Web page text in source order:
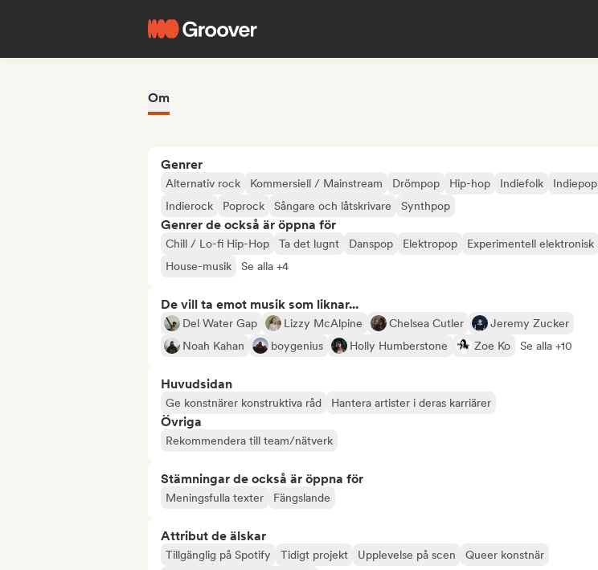
Om
Genrer
Alternativ rock Kommersiell / Mainstream Drömpop Hip-hop Indiefolk
Indiepop
Indierock
Poprock Sångare och låtskrivare Synthpop
Genrer de också är öppna för
Chill / Lo-fi Hip-Hop Ta det lugnt Danspop Elektropop
Experimentell elektronisk
House-musik
Se alla +4
De vill ta emot musik som liknar...
Del Water Gap Lizzy McAlpine Chelsea Cutler
Jeremy Zucker
Noah Kahan
boygenius Holly Humberstone Zoe Ko Se alla +10
Huvudsidan
Ge konstnärer konstruktiva råd Hantera artister i deras karriärer
Övriga
Rekommendera till team/nätverk
Stämningar de också är öppna för
Meningsfulla texter Fängslande
Attribut de älskar
Tillgänglig på Spotify Tidigt projekt Upplevelse på scen
Queer konstnär